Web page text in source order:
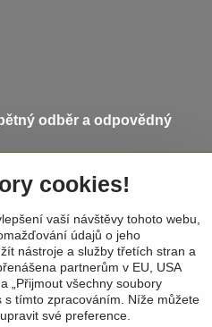
odběr a odpovědný
cookies!
vaší návštěvy tohoto webu,
údajů o jeho
nástroje a služby třetích stran a
partnerům v EU, USA
„Přijmout všechny soubory
s tímto zpracováním. Níže můžete
své preference.